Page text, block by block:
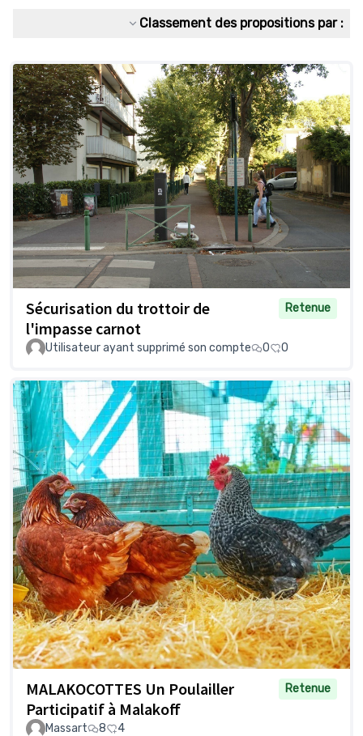
Classement des propositions par :
Sécurisation du trottoir de
l'impasse carnot
Retenue
Utilisateur ayant supprimé son compte 0 0
MALAKOCOTTES Un Poulailler
Participatif à Malakoff
Retenue
Massart 8 4